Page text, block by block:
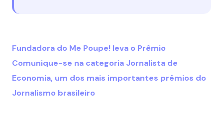
Fundadora do Me Poupe! leva o Prêmio
Comunique-se na categoria Jornalista de
Economia, um dos mais importantes prêmios do
Jornalismo brasileiro